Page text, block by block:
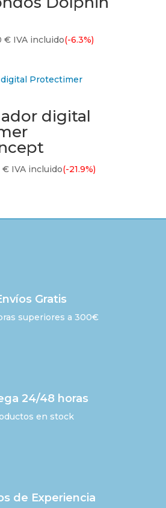
€.230,00 €.
€El
es:
IVA incluido(-6.3%)
digital
€ElIVA incluido(-21.9%)
Gratis
superiores a 300€
24/48 horas
en stock
de Experiencia